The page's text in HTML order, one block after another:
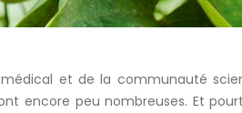
et de la communauté
encore peu nombreuses. Et